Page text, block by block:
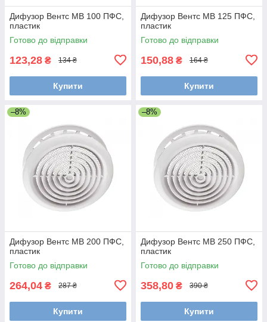
Дифузор Вентс МВ 100 ПФС,
пластик
Готово до відправки
123,28 ₴ 134 ₴
Купити
Дифузор Вентс МВ 125 ПФС,
пластик
Готово до відправки
150,88 ₴ 164 ₴
Купити
–8%
Дифузор Вентс МВ 200 ПФС,
пластик
Готово до відправки
264,04 ₴ 287 ₴
Купити
–8%
Дифузор Вентс МВ 250 ПФС,
пластик
Готово до відправки
358,80 ₴ 390 ₴
Купити